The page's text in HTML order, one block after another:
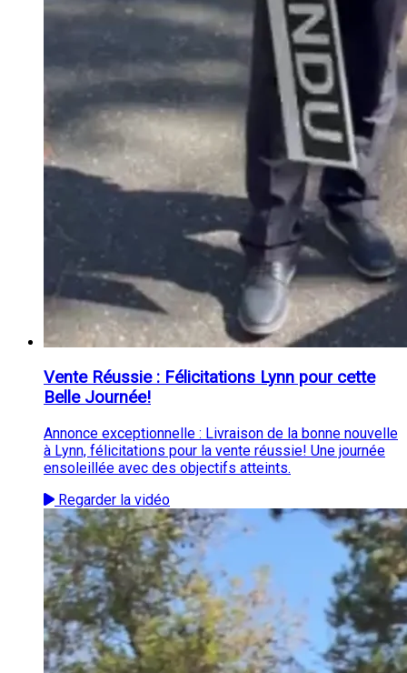
Vente Réussie : Félicitations Lynn pour cette
Belle Journée!
Annonce exceptionnelle : Livraison de la bonne nouvelle
à Lynn, félicitations pour la vente réussie! Une journée
ensoleillée avec des objectifs atteints.
Regarder la vidéo